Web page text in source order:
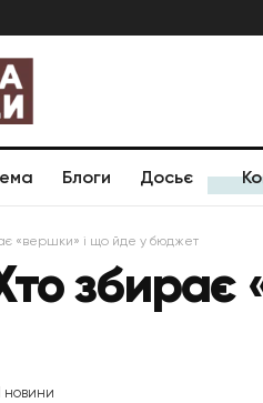
Блоги Досьє
«вершки» і що йде у бюджет
збирає